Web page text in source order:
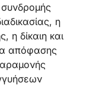
η
η δίκαιη και
απόφασης